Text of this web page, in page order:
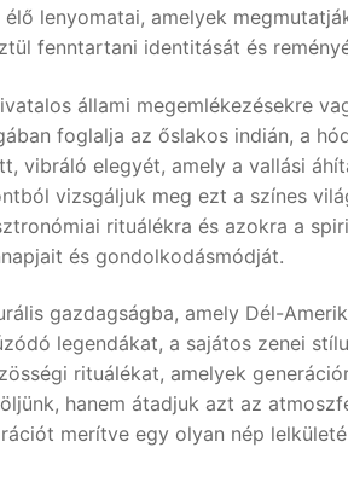
lenyomatai, amelyek
fenntartani identitását és
állami megemlékezésekre
foglalja az őslakos indián, a
vibráló elegyét, amely a vallási
vizsgáljuk meg ezt a színes
rituálékra és azokra a
és gondolkodásmódját.
gazdagságba, amely Dél-
legendákat, a sajátos zenei
rituálékat, amelyek
hanem átadjuk azt az
merítve egy olyan nép